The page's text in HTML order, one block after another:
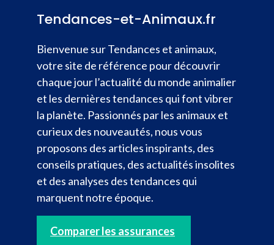
Tendances-et-Animaux.fr
Bienvenue sur Tendances et animaux,
votre site de référence pour découvrir
chaque jour l’actualité du monde animalier
et les dernières tendances qui font vibrer
la planète. Passionnés par les animaux et
curieux des nouveautés, nous vous
proposons des articles inspirants, des
conseils pratiques, des actualités insolites
et des analyses des tendances qui
marquent notre époque.
Comparer les assurances